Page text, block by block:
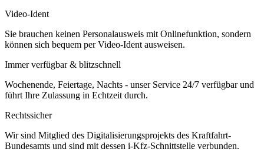
Video-Ident
Sie brauchen keinen Personalausweis mit Onlinefunktion, sondern
können sich bequem per Video-Ident ausweisen.
Immer verfügbar & blitzschnell
Wochenende, Feiertage, Nachts - unser Service 24/7 verfügbar und
führt Ihre Zulassung in Echtzeit durch.
Rechtssicher
Wir sind Mitglied des Digitalisierungsprojekts des Kraftfahrt-
Bundesamts und sind mit dessen i-Kfz-Schnittstelle verbunden.